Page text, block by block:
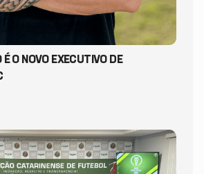
É O NOVO EXECUTIVO DE